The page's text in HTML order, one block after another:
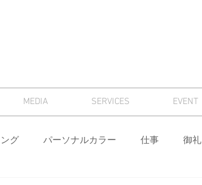
MEDIA SERVICES EVENT
グ パーソナルカラー 仕事 御礼